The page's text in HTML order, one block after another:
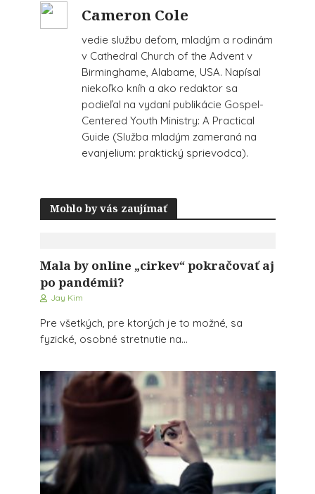
Cameron Cole
vedie službu deťom, mladým a rodinám
v Cathedral Church of the Advent v
Birminghame, Alabame, USA. Napísal
niekoľko kníh a ako redaktor sa
podieľal na vydaní publikácie Gospel-
Centered Youth Ministry: A Practical
Guide (Služba mladým zameraná na
evanjelium: praktický sprievodca).
Mohlo by vás zaujímať
Mala by online „cirkev“ pokračovať aj
po pandémii?
Jay Kim
Pre všetkých, pre ktorých je to možné, sa
fyzické, osobné stretnutie na...